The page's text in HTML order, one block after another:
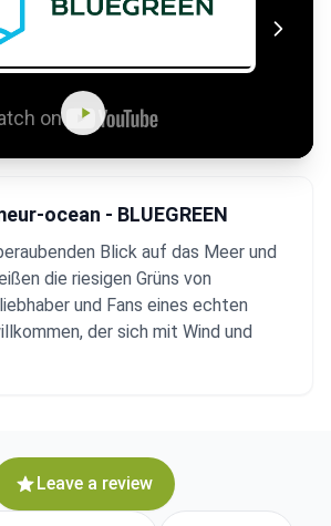
ocean - BLUEGREEN
Blick auf das Meer und
die riesigen Grüns von
und Fans eines echten
der sich mit Wind und
Leave a review